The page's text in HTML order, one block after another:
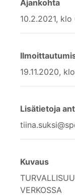
Ajankohta
10.2.2021,
19.11.2020,
Lisätietoja
Kuvaus
VERKOSSA